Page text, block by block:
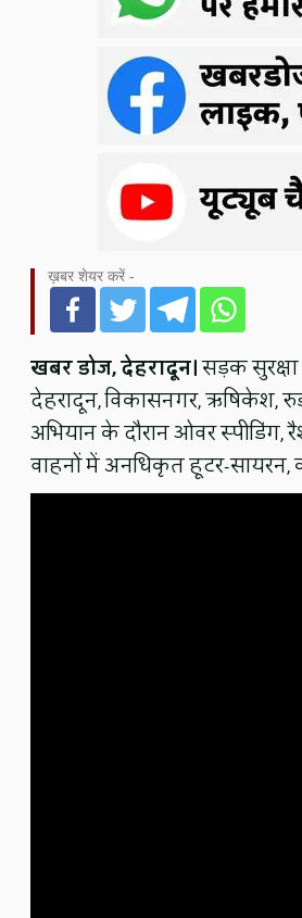
ख़बर शेयर करें -
खबर डोज, देहरादून।सड़क
देहरादून, विकासनगर, ऋषिकेश,
अभियान के दौरान ओवर स्पीडिंग,
वाहनों में अनधिकृत हूटर-सायरन,